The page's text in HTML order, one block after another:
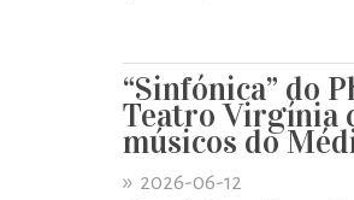
“Sinfónica” do
Teatro Virgínia
músicos do
» 2026-06-12